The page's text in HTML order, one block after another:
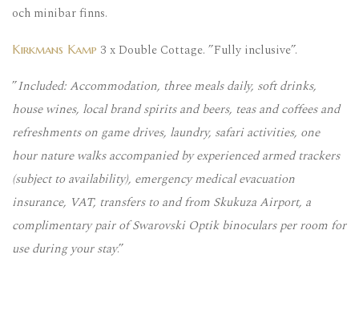
och minibar finns.
Kirkmans Kamp 3 x Double Cottage. ”Fully inclusive”.
”Included: Accommodation, three meals daily, soft drinks,
house wines, local brand spirits and beers, teas and coffees and
refreshments on game drives, laundry, safari activities, one
hour nature walks accompanied by experienced armed trackers
(subject to availability), emergency medical evacuation
insurance, VAT, transfers to and from Skukuza Airport, a
complimentary pair of Swarovski Optik binoculars per room for
use during your stay.”